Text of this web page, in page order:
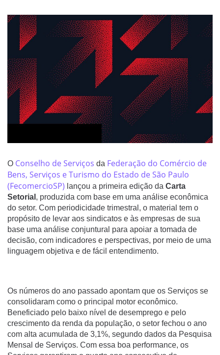
O Conselho de Serviços da Federação do Comércio de
Bens, Serviços e Turismo do Estado de São Paulo
(FecomercioSP) lançou a primeira edição da Carta
Setorial , produzida com base em uma análise econômica
do setor. Com periodicidade trimestral, o material tem o
propósito de levar aos sindicatos e às empresas de sua
base uma análise conjuntural para apoiar a tomada de
decisão, com indicadores e perspectivas, por meio de uma
linguagem objetiva e de fácil entendimento.
Os números do ano passado apontam que os Serviços se
consolidaram como o principal motor econômico.
Beneficiado pelo baixo nível de desemprego e pelo
crescimento da renda da população, o setor fechou o ano
com alta acumulada de 3,1%, segundo dados da Pesquisa
Mensal de Serviços. Com essa boa performance, os